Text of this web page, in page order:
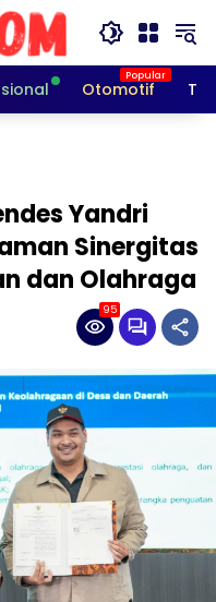
Otomotif
Yandri
Sinergitas
dan Olahraga
95